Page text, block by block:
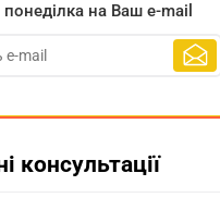
на Ваш e-mail
консультації